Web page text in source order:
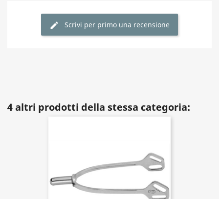
Scrivi per primo una recensione
4 altri prodotti della stessa categoria: